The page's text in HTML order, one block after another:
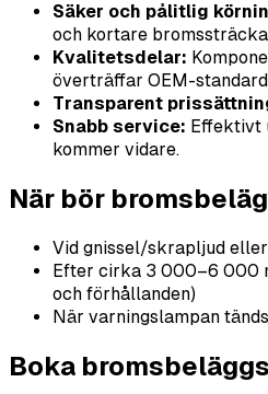
Säker och pålitlig
och kortare
Kvalitetsdelar:
överträffar OEM-
Transparent
Snabb service: Effektivt
kommer vidare.
När bör
Vid gnissel/skrapljud
Efter cirka 3 000–6 000
och förhållanden)
När varningslampan tänds
Boka